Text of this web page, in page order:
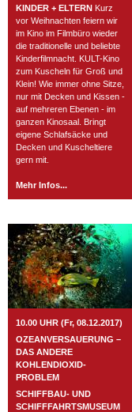
KINDER + ELTERN Kurz
vor Weihnachten feiern wir
im Kino im Filmbüro wieder
die traditionelle und beliebte
Kinderfilmnacht. KULT-Kino
zum Kuscheln für Groß und
Klein! Wie immer ohne Sitze,
nur mit Decken und Kissen -
auf mehreren Ebenen - im
ganzen Kinosaal. Bringt
eigene Schlafsäcke und
Decken und Kuscheltiere
gern mit.
Mehr Infos...
10.00 UHR (Fr, 08.12.2017)
OZEANVERSAUERUNG –
DAS ANDERE
KOHLENDIOXID-
PROBLEM
SCHIFFBAU- UND
SCHIFFFAHRTSMUSEUM